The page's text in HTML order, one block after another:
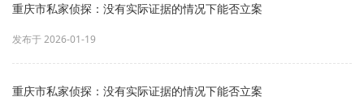
重庆市私家侦探：没有实际证据的情况下能否立案
发布于 2026-01-19
重庆市私家侦探：没有实际证据的情况下能否立案